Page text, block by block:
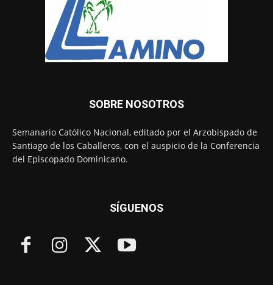
SOBRE NOSOTROS
Semanario Católico Nacional, editado por el Arzobispado de
Santiago de los Caballeros, con el auspicio de la Conferencia
del Episcopado Dominicano.
SÍGUENOS